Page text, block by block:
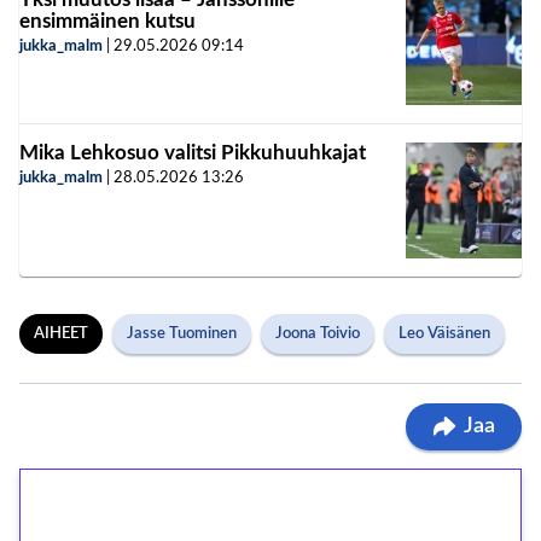
ensimmäinen kutsu
jukka_malm 29.05.2026 09:14
Mika Lehkosuo valitsi Pikkuhuuhkajat
jukka_malm 28.05.2026 13:26
AIHEET Jasse Tuominen Joona Toivio Leo Väisänen
Jaa